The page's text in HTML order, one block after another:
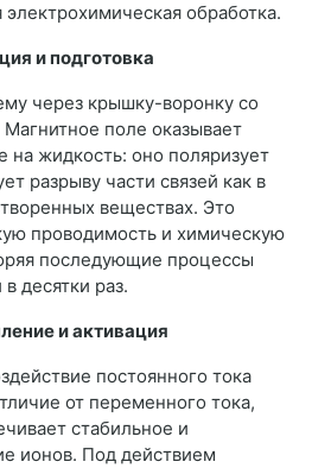
электрохимическая обработка.
и подготовка
через крышку-воронку со
поле оказывает
на жидкость: оно поляризует
разрыву части связей как в
веществах. Это
проводимость и химическую
последующие процессы
десятки раз.
и активация
постоянного тока
от переменного тока,
стабильное и
ионов. Под действием